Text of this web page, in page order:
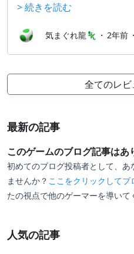
ミニゲームが多いので楽し
進めていくとノルマや制限
プレイしても面白いですね
> 続きを読む
気まぐれ龍🦎 ・ 2年前 ・
全てのレ
最新の記事
このゲームのブログ記事はあ
初めてのブログ投稿者として、
ませんか？ ここをクリックしてブ
たの視点で他のゲーマーを導いて
人気の記事